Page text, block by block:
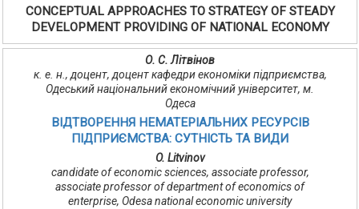
CONCEPTUAL APPROACHES TO STRATEGY OF STEADY
DEVELOPMENT PROVIDING OF NATIONAL ECONOMY
О. С. Літвінов
к. е. н., доцент, доцент кафедри економіки підприємства,
Одеський національний економічний університет, м.
Одеса
ВІДТВОРЕННЯ НЕМАТЕРІАЛЬНИХ РЕСУРСІВ
ПІДПРИЄМСТВА: СУТНІСТЬ ТА ВИДИ
O. Litvinov
candidate of economic sciences, associate professor,
associate professor of department of economics of
enterprise, Odesa national economic university